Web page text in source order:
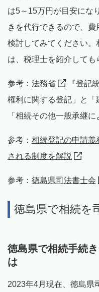
は5～15万円が目安にな
きを代行できるので、
検討してみてください
は、税理士を紹介しても
参考： 法務省
『登記
権利に関する登記」と「
「相続その他一般承継
参考： 相続登記の申請
される制度を解説
参考： 徳島県司法書士会
徳島県で相続を
徳島県で相続手続
は
2023年4月現在、徳島県